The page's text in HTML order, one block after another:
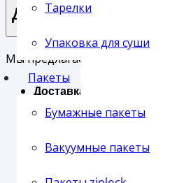
Пленка
Тарелки
Упаковка для суши
Пакеты
Бумажные пакеты
Вакуумные пакеты
Доставка
Мы предлагаем своим
Доставка службой
Самовывоз с нашего